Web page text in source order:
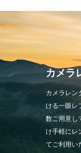
カメラ
カメラレン
ける一眼レ
数ご用意し
け手軽にレ
てご利用い